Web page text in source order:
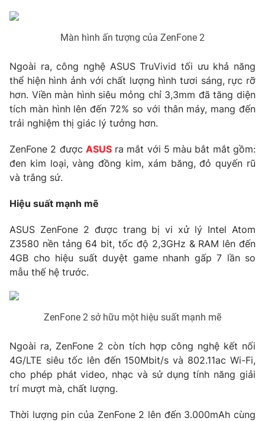
Tư vấn
Giao lưu trực tuyến
Chuyên mục khác
Emagazine Podcast
Photo Infographic
Video
VTV Sức khoẻ Bất động sản
Vươn mình bằng AI
VTV9 VTV8
Liên hệ tòa soạn
Màn hình ấn tượng của ZenFone 2
Ngoài ra, công nghệ ASUS TruVivid tối ưu khả năng
thể hiện hình ảnh với chất lượng hình tươi sáng, rực rỡ
hơn. Viền màn hình siêu mỏng chỉ 3,3mm đã tăng diện
tích màn hình lên đến 72% so với thân máy, mang đến
trải nghiệm thị giác lý tưởng hơn.
ZenFone 2 được ASUSra mắt với 5 màu bắt mắt gồm:
đen kim loại, vàng đồng kim, xám băng, đỏ quyến rũ
và trắng sứ.
Hiệu suất mạnh mẽ
ASUS ZenFone 2 được trang bị vi xử lý Intel Atom
Z3580 nền tảng 64 bit, tốc độ 2,3GHz & RAM lên đến
4GB cho hiệu suất duyệt game nhanh gấp 7 lần so
mẫu thế hệ trước.
ZenFone 2 sở hữu một hiệu suất mạnh mẽ
Ngoài ra, ZenFone 2 còn tích hợp công nghệ kết nối
4G/LTE siêu tốc lên đến 150Mbit/s và 802.11ac Wi-Fi,
cho phép phát video, nhạc và sử dụng tính năng giải
trí mượt mà, chất lượng.
Thời lượng pin của ZenFone 2 lên đến 3.000mAh cùng